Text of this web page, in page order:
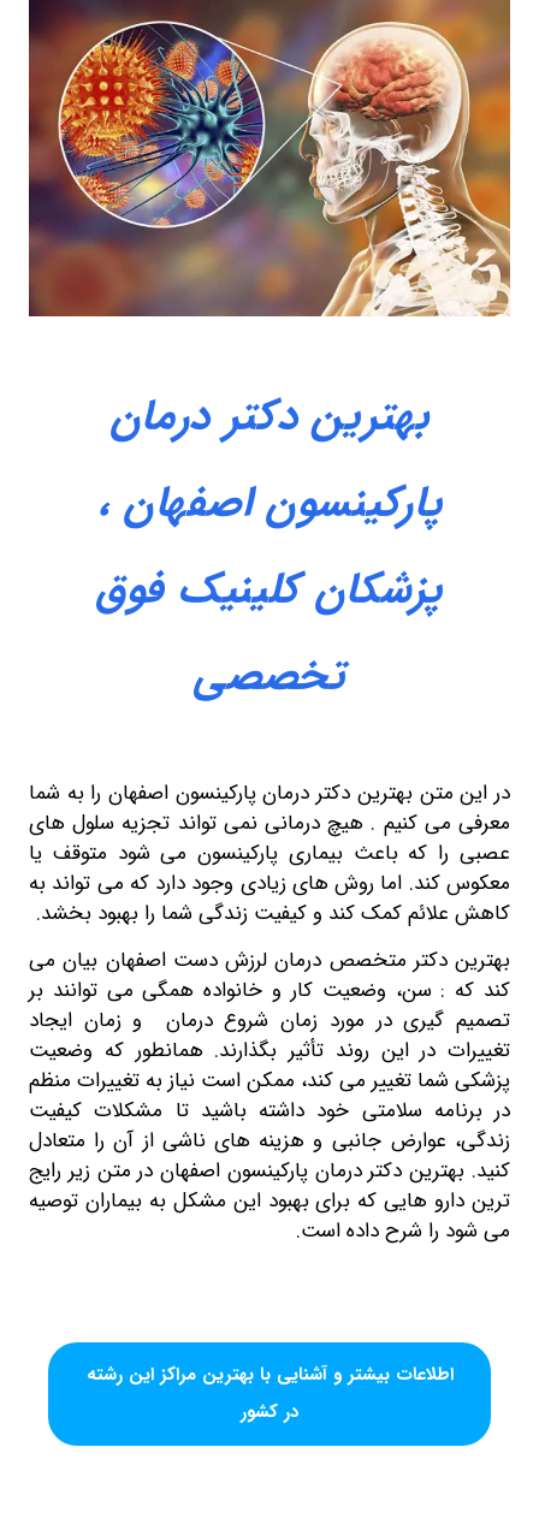
اطلاعات بیشتر این مرکز
دکتر درمان
اصفهان ،
کلینیک فوق
تخصصی
دکتر درمان پارکینسون اصفهان را به شما
. هیچ درمانی نمی تواند تجزیه سلول های
باعث بیماری پارکینسون می شود متوقف یا
روش های زیادی وجود دارد که می تواند به
کمک کند و کیفیت زندگی شما را بهبود بخشد.
متخصص درمان لرزش دست اصفهانبیان می
وضعیت کار و خانواده همگی می توانند بر
در مورد زمان شروع درمان و زمان ایجاد
این روند تأثیر بگذارند. همانطور که وضعیت
می کند، ممکن است نیاز به تغییرات منظم
خود داشته باشید تا مشکلات کیفیت
جانبی و هزینه های ناشی از آن را متعادل
دکتر درمان پارکینسون اصفهان در متن زیر رایج
که برای بهبود این مشکل به بیماران توصیه
داده است.
بیشتر و آشنایی با بهترین مراکز این رشته